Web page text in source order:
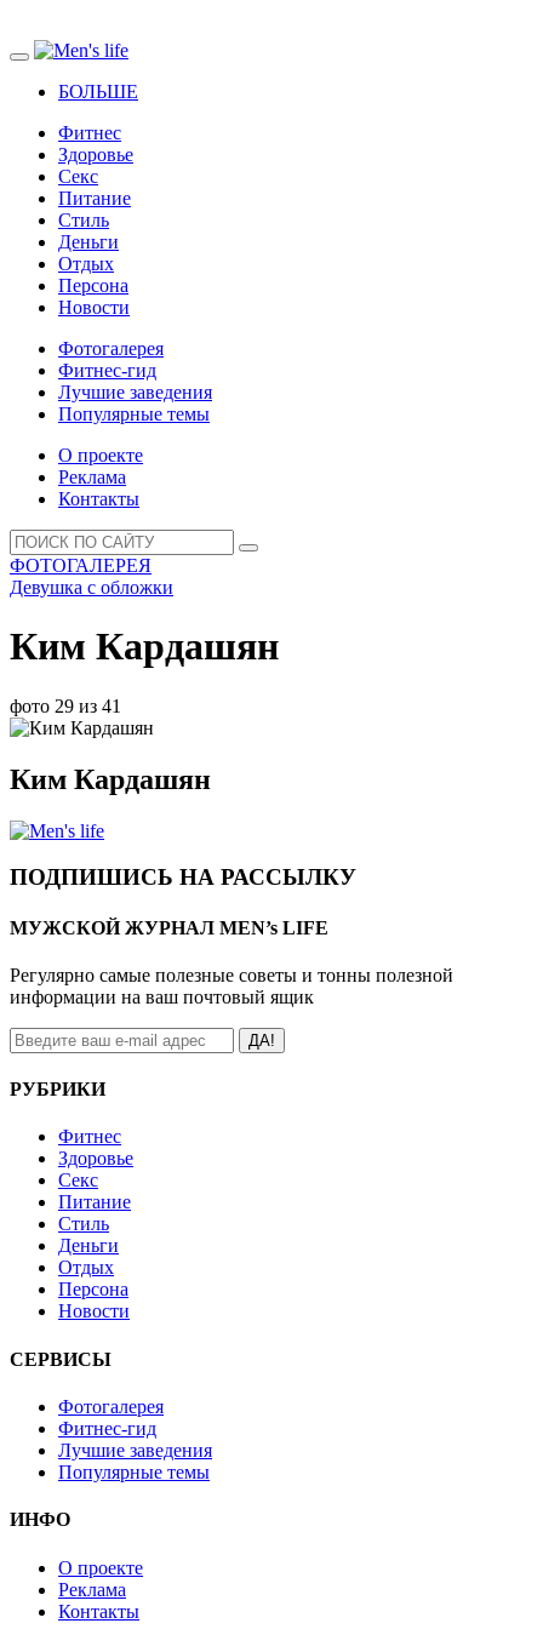
БОЛЬШЕ
Фитнес
Здоровье
Секс
Питание
Стиль
Деньги
Отдых
Персона
Новости
Фотогалерея
Фитнес-гид
Лучшие заведения
Популярные темы
О проекте
Реклама
Контакты
ФОТОГАЛЕРЕЯ
Девушка с обложки
Ким Кардашян
фото 29 из 41
Ким Кардашян
ПОДПИШИСЬ НА РАССЫЛКУ
МУЖСКОЙ ЖУРНАЛ MEN’s LIFE
Регулярно самые полезные советы и тонны полезной
информации на ваш почтовый ящик
ДА!
РУБРИКИ
Фитнес
Здоровье
Секс
Питание
Стиль
Деньги
Отдых
Персона
Новости
СЕРВИСЫ
Фотогалерея
Фитнес-гид
Лучшие заведения
Популярные темы
ИНФО
О проекте
Реклама
Контакты